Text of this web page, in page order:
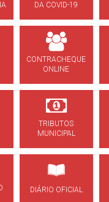
DA COVID-19
CONTRACHEQUE
ONLINE
TRIBUTOS
MUNICIPAL
DIÁRIO OFICIAL